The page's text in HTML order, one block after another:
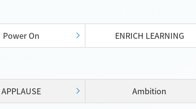
Power On ENRICH LEARNING
APPLAUSE Ambition